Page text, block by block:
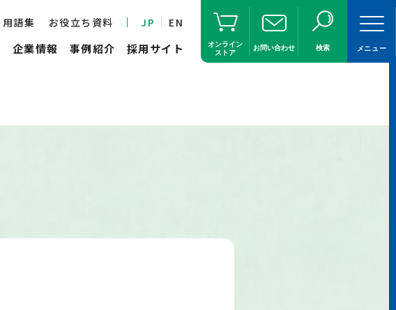
用語集 お役立ち資料 JP EN
企業情報 事例紹介 採用サイト
オンライン
ストア
お問い合わせ 検索 メニュー